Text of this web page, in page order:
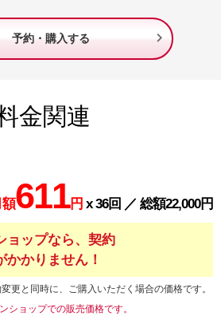
予約・購入する 
金関連
額611円 x 36回 ／ 総額22,000円
ョップなら、契約
かかりません！
更と同時に、ご購入いただく場合の価格です。
ショップでの販売価格です。